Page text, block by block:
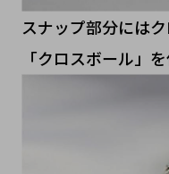
スナップ部分には
「クロスボール」を